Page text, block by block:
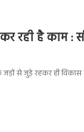
रही है काम :
जड़ों से जुड़े रहकर ही